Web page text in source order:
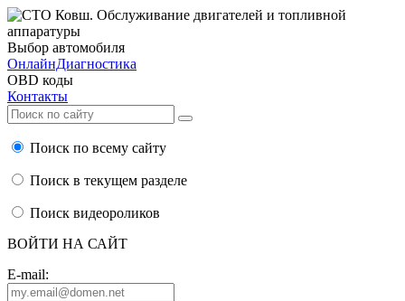
Выбор автомобиля
ОнлайнДиагностика
OBD коды
Контакты
Поиск по всему сайту
Поиск в текущем разделе
Поиск видеороликов
ВОЙТИ НА САЙТ
E-mail: